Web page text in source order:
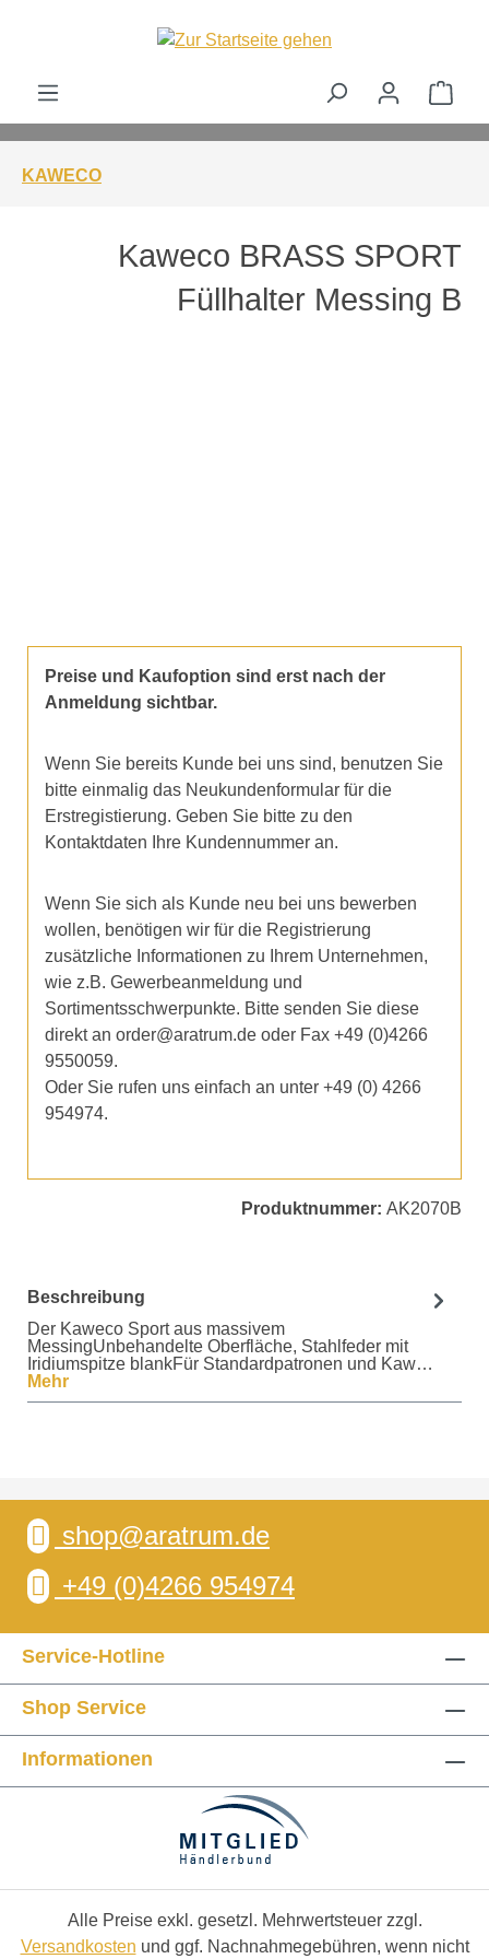
KAWECO
Kaweco BRASS SPORT
Füllhalter Messing B
Preise und Kaufoption sind erst nach der
Anmeldung sichtbar.
Wenn Sie bereits Kunde bei uns sind, benutzen Sie
bitte einmalig das Neukundenformular für die
Erstregistierung. Geben Sie bitte zu den
Kontaktdaten Ihre Kundennummer an.
Wenn Sie sich als Kunde neu bei uns bewerben
wollen, benötigen wir für die Registrierung
zusätzliche Informationen zu Ihrem Unternehmen,
wie z.B. Gewerbeanmeldung und
Sortimentsschwerpunkte. Bitte senden Sie diese
direkt an order@aratrum.de oder Fax +49 (0)4266
9550059.
Oder Sie rufen uns einfach an unter +49 (0) 4266
954974.
Produktnummer: AK2070B
Beschreibung
Der Kaweco Sport aus massivem
MessingUnbehandelte Oberfläche, Stahlfeder mit
Iridiumspitze blankFür Standardpatronen und Kaw…
Mehr
shop@aratrum.de
+49 (0)4266 954974
Service-Hotline
Shop Service
Informationen
Alle Preise exkl. gesetzl. Mehrwertsteuer zzgl.
Versandkosten und ggf. Nachnahmegebühren, wenn nicht